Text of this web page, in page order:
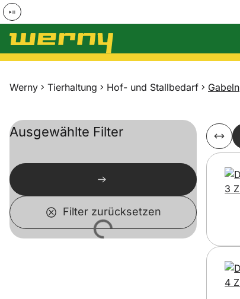
Zum Hauptinhalt springen
Werny Tierhaltung Hof- und Stallbedarf Gabeln
Lädt
Ausgewählte Filter
Filter zurücksetzen